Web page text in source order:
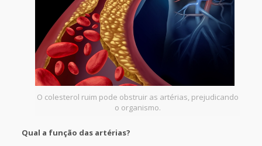
O colesterol ruim pode obstruir as artérias, prejudicando
o organismo.
Qual a função das artérias?